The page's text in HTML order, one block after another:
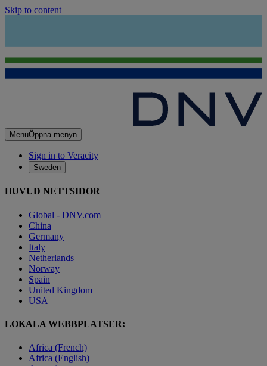
Skip to content
MenuÖppna menyn
Sign in to Veracity
Sweden
HUVUD NETTSIDOR
Global - DNV.com
China
Germany
Italy
Netherlands
Norway
Spain
United Kingdom
USA
LOKALA WEBBPLATSER:
Africa (French)
Africa (English)